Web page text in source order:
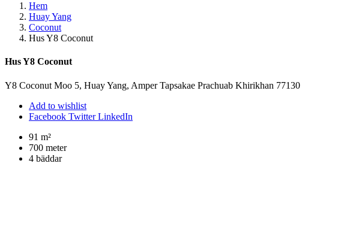
Hem
Huay Yang
Coconut
Hus Y8 Coconut
Hus Y8 Coconut
Y8 Coconut Moo 5, Huay Yang, Amper Tapsakae Prachuab Khirikhan 77130
Add to wishlist
Facebook TwitterLinkedIn
91 m²
700 meter
4 bäddar